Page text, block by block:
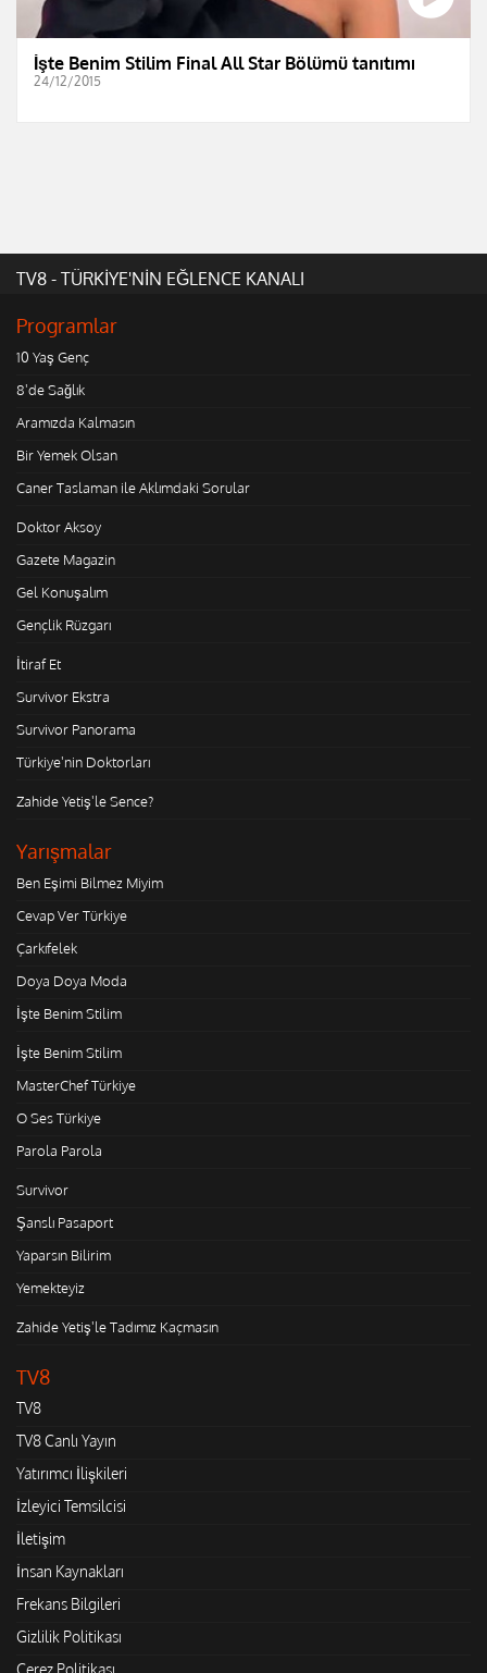
İşte Benim Stilim Final All Star Bölümü tanıtımı
24/12/2015
TV8 - TÜRKİYE'NİN EĞLENCE KANALI
Programlar
10 Yaş Genç
8'de Sağlık
Aramızda Kalmasın
Bir Yemek Olsan
Caner Taslaman ile Aklımdaki Sorular
Doktor Aksoy
Gazete Magazin
Gel Konuşalım
Gençlik Rüzgarı
İtiraf Et
Survivor Ekstra
Survivor Panorama
Türkiye'nin Doktorları
Zahide Yetiş'le Sence?
Yarışmalar
Ben Eşimi Bilmez Miyim
Cevap Ver Türkiye
Çarkıfelek
Doya Doya Moda
İşte Benim Stilim
İşte Benim Stilim
MasterChef Türkiye
O Ses Türkiye
Parola Parola
Survivor
Şanslı Pasaport
Yaparsın Bilirim
Yemekteyiz
Zahide Yetiş'le Tadımız Kaçmasın
TV8
TV8
TV8 Canlı Yayın
Yatırımcı İlişkileri
İzleyici Temsilcisi
İletişim
İnsan Kaynakları
Frekans Bilgileri
Gizlilik Politikası
Çerez Politikası